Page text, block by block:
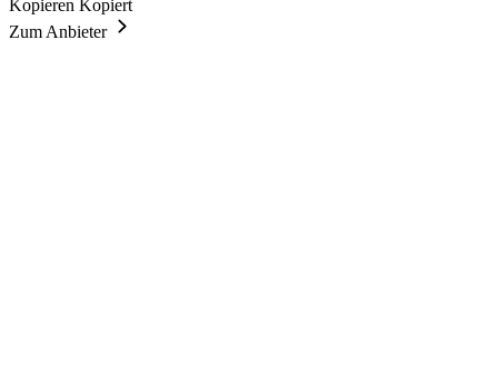
Kopieren Kopiert
Zum Anbieter